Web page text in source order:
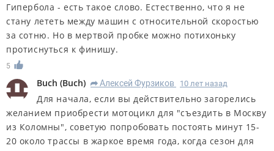
Гипербола - есть такое слово. Естественно, что я не
стану лететь между машин с относительной скоростью
за сотню. Но в мертвой пробке можно потихоньку
протиснуться к финишу.
5
Buch (Buch) R Алексей Фурзиков 10 лет назад
Для начала, если вы действительно загорелись
желанием приобрести мотоцикл для "съездить в Москву
из Коломны", советую попробовать постоять минут 15-
20 около трассы в жаркое время года, когда сезон для